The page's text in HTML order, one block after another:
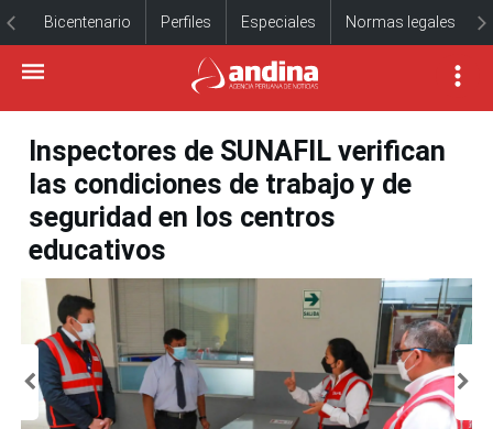
Bicentenario Perfiles Especiales Normas legales
Inspectores de SUNAFIL verifican
las condiciones de trabajo y de
seguridad en los centros
educativos